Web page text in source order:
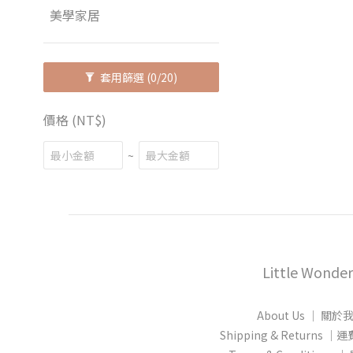
美學家居
套用篩選 (0/20)
價格 (NT$)
~
Little
About Us │ 關於
Shipping & Returns │運